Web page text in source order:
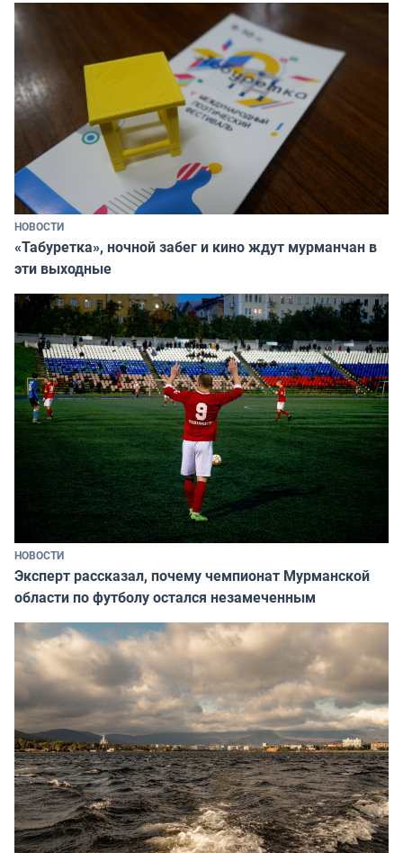
НОВОСТИ
«Табуретка», ночной забег и кино ждут мурманчан в
эти выходные
НОВОСТИ
Эксперт рассказал, почему чемпионат Мурманской
области по футболу остался незамеченным